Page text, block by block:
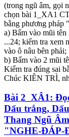
(trong ngũ âm, gọi
chọn bài 1_XA1
bằng phương
a) Bấm vào mũi
...24; kiểm tra xem
vào ô nâu bên phải;
b) Bấm vào 2 mũi
Kiểm tra đúng sai
Chúc KIÊN TRÌ,
Bài 2_XÂ1:
Dấu trắng,
Thang Ngũ
"NGHE-ĐÁP-